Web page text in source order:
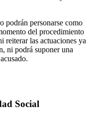
podrán personarse como
del procedimiento
reiterar las actuaciones ya
ni podrá suponer una
Social